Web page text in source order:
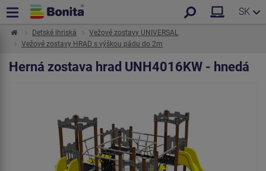
SK
Detské ihriská
Vežové zostavy UNIVERSAL
Vežové zostavy HRAD s výškou pádu do 2m
Herná zostava hrad UNH4016KW - hnedá